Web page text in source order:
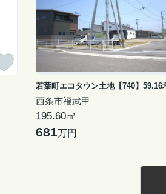
西条市福武甲
195.60㎡
681万円